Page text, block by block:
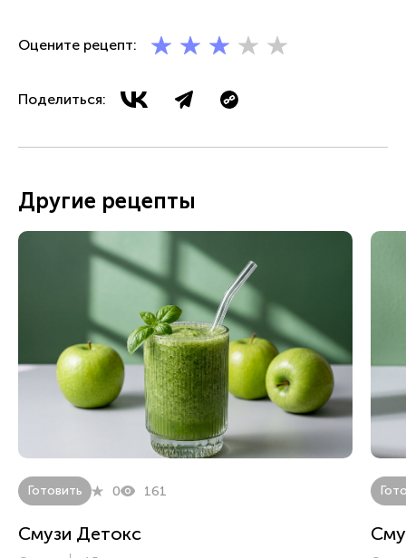
Оцените рецепт:
Поделиться:
Другие рецепты
Готовить 0 161
Смузи Детокс